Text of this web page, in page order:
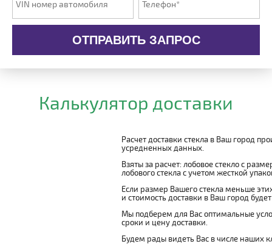
ОТПРАВИТЬ ЗАПРОС
Калькулятор доставки
Расчет доставки стекла в Ваш город
усредненных данных.
Взяты за расчет: лобовое стекло с
лобового стекла с учетом жесткой
Если размер Вашего стекла меньше
и стоимость доставки в Ваш город
Мы подберем для Вас оптимальные
сроки и цену доставки.
Будем рады видеть Вас в числе наших